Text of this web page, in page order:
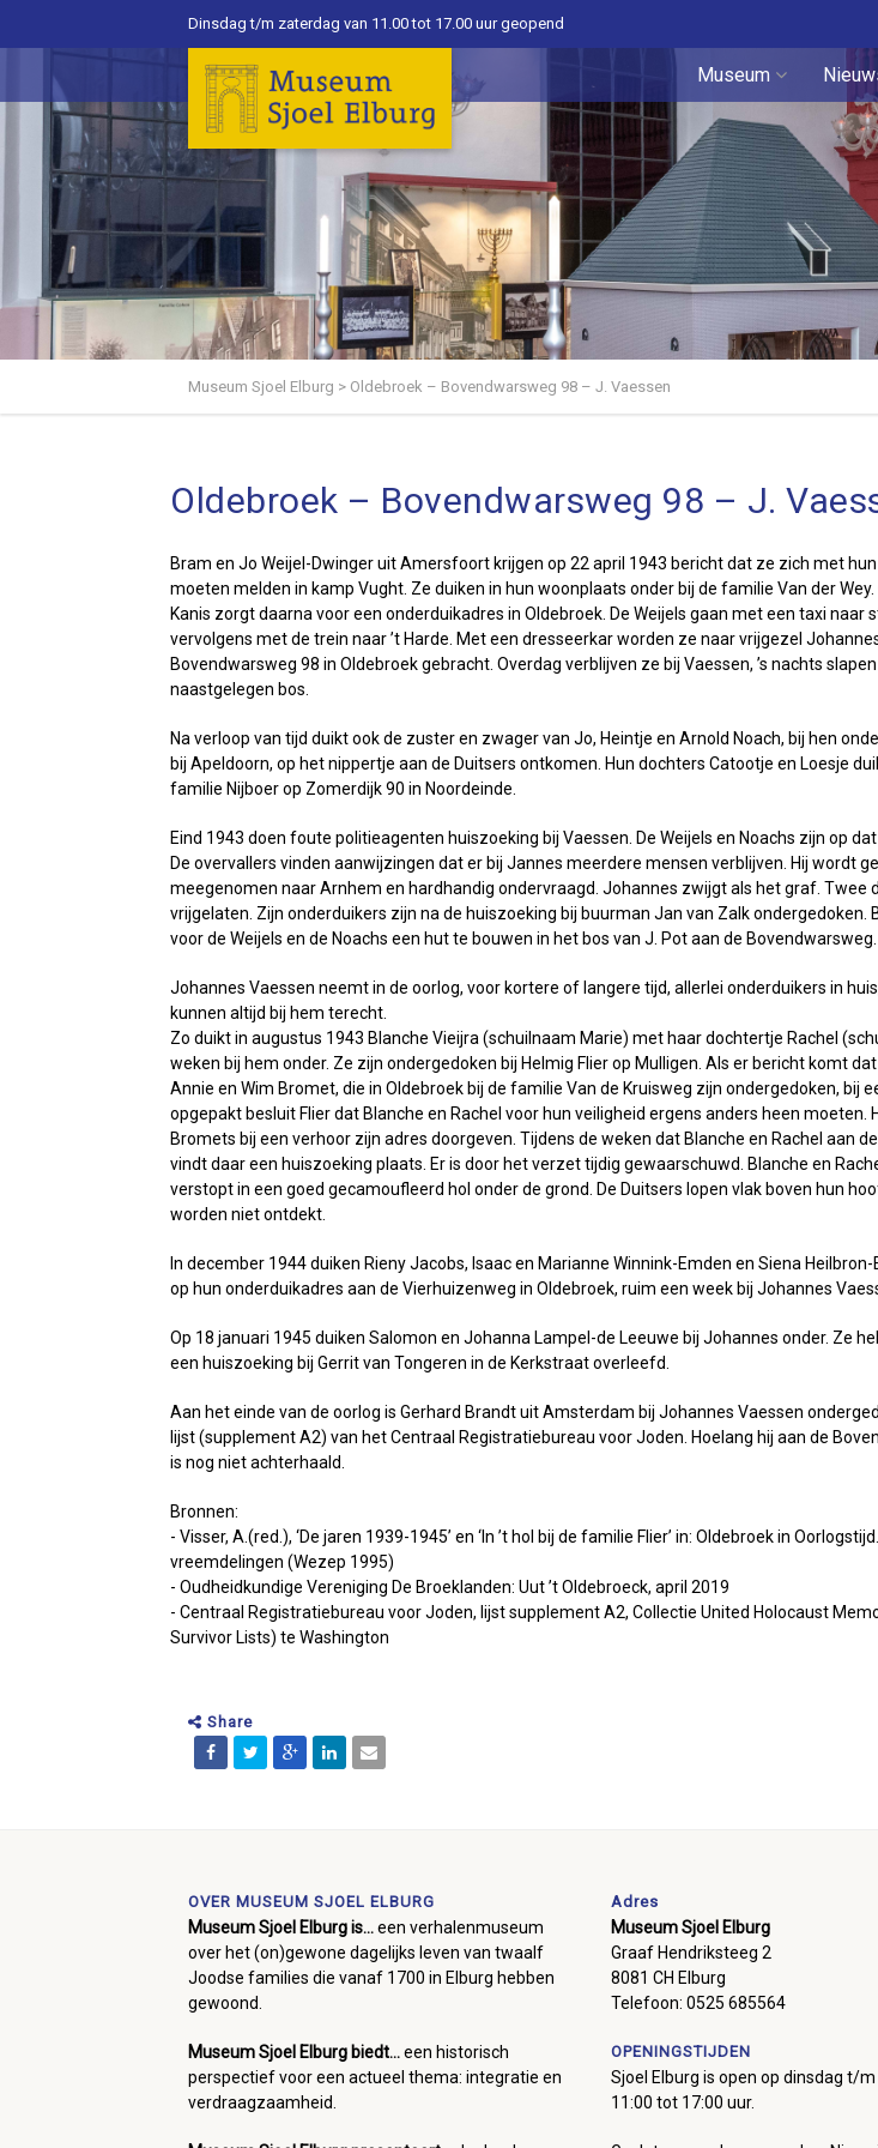
Dinsdag t/m zaterdag van 11.00 tot 17.00 uur geopend
Museum
Museum Sjoel Elburg > Oldebroek – Bovendwarsweg 98 – J. Vaessen
Oldebroek – Bovendwarsweg 98 – J.
Bram en Jo Weijel-Dwinger uit Amersfoort krijgen op 22 april 1943 bericht dat ze zich met hun
moeten melden in kamp Vught. Ze duiken in hun woonplaats onder bij de familie Van der
Kanis zorgt daarna voor een onderduikadres in Oldebroek. De Weijels gaan met een taxi naar
vervolgens met de trein naar ’t Harde. Met een dresseerkar worden ze naar vrijgezel
Bovendwarsweg 98 in Oldebroek gebracht. Overdag verblijven ze bij Vaessen, ’s nachts
naastgelegen bos.
Na verloop van tijd duikt ook de zuster en zwager van Jo, Heintje en Arnold Noach, bij hen
bij Apeldoorn, op het nippertje aan de Duitsers ontkomen. Hun dochters Catootje en Loesje
familie Nijboer op Zomerdijk 90 in Noordeinde.
Eind 1943 doen foute politieagenten huiszoeking bij Vaessen. De Weijels en Noachs zijn op
De overvallers vinden aanwijzingen dat er bij Jannes meerdere mensen verblijven. Hij wordt
meegenomen naar Arnhem en hardhandig ondervraagd. Johannes zwijgt als het graf. Twee
vrijgelaten. Zijn onderduikers zijn na de huiszoeking bij buurman Jan van Zalk ondergedoken.
voor de Weijels en de Noachs een hut te bouwen in het bos van J. Pot aan de Bovendwarsweg.
Johannes Vaessen neemt in de oorlog, voor kortere of langere tijd, allerlei onderduikers in
kunnen altijd bij hem terecht.
Zo duikt in augustus 1943 Blanche Vieijra (schuilnaam Marie) met haar dochtertje Rachel
weken bij hem onder. Ze zijn ondergedoken bij Helmig Flier op Mulligen. Als er bericht komt
Annie en Wim Bromet, die in Oldebroek bij de familie Van de Kruisweg zijn ondergedoken, bij
opgepakt besluit Flier dat Blanche en Rachel voor hun veiligheid ergens anders heen moeten.
Bromets bij een verhoor zijn adres doorgeven. Tijdens de weken dat Blanche en Rachel aan
vindt daar een huiszoeking plaats. Er is door het verzet tijdig gewaarschuwd. Blanche en
verstopt in een goed gecamoufleerd hol onder de grond. De Duitsers lopen vlak boven hun
worden niet ontdekt.
In december 1944 duiken Rieny Jacobs, Isaac en Marianne Winnink-Emden en Siena
op hun onderduikadres aan de Vierhuizenweg in Oldebroek, ruim een week bij Johannes
Op 18 januari 1945 duiken Salomon en Johanna Lampel-de Leeuwe bij Johannes onder. Ze
een huiszoeking bij Gerrit van Tongeren in de Kerkstraat overleefd.
Aan het einde van de oorlog is Gerhard Brandt uit Amsterdam bij Johannes Vaessen
lijst (supplement A2) van het Centraal Registratiebureau voor Joden. Hoelang hij aan de
is nog niet achterhaald.
Bronnen:
- Visser, A.(red.), ‘De jaren 1939-1945’ en ‘In ’t hol bij de familie Flier’ in: Oldebroek in
vreemdelingen (Wezep 1995)
- Oudheidkundige Vereniging De Broeklanden: Uut ’t Oldebroeck, april 2019
- Centraal Registratiebureau voor Joden, lijst supplement A2, Collectie United Holocaust
Survivor Lists) te Washington
Share
OVER MUSEUM SJOEL ELBURG
Museum Sjoel Elburg is...een verhalenmuseum
over het (on)gewone dagelijks leven van twaalf
Joodse families die vanaf 1700 in Elburg hebben
gewoond.
Museum Sjoel Elburg biedt...een historisch
perspectief voor een actueel thema: integratie en
verdraagzaamheid.
Adres
Museum Sjoel Elburg
Graaf Hendriksteeg 2
8081 CH Elburg
Telefoon: 0525 685564
OPENINGSTIJDEN
Sjoel Elburg is open op dinsdag t/
11:00 tot 17:00 uur.